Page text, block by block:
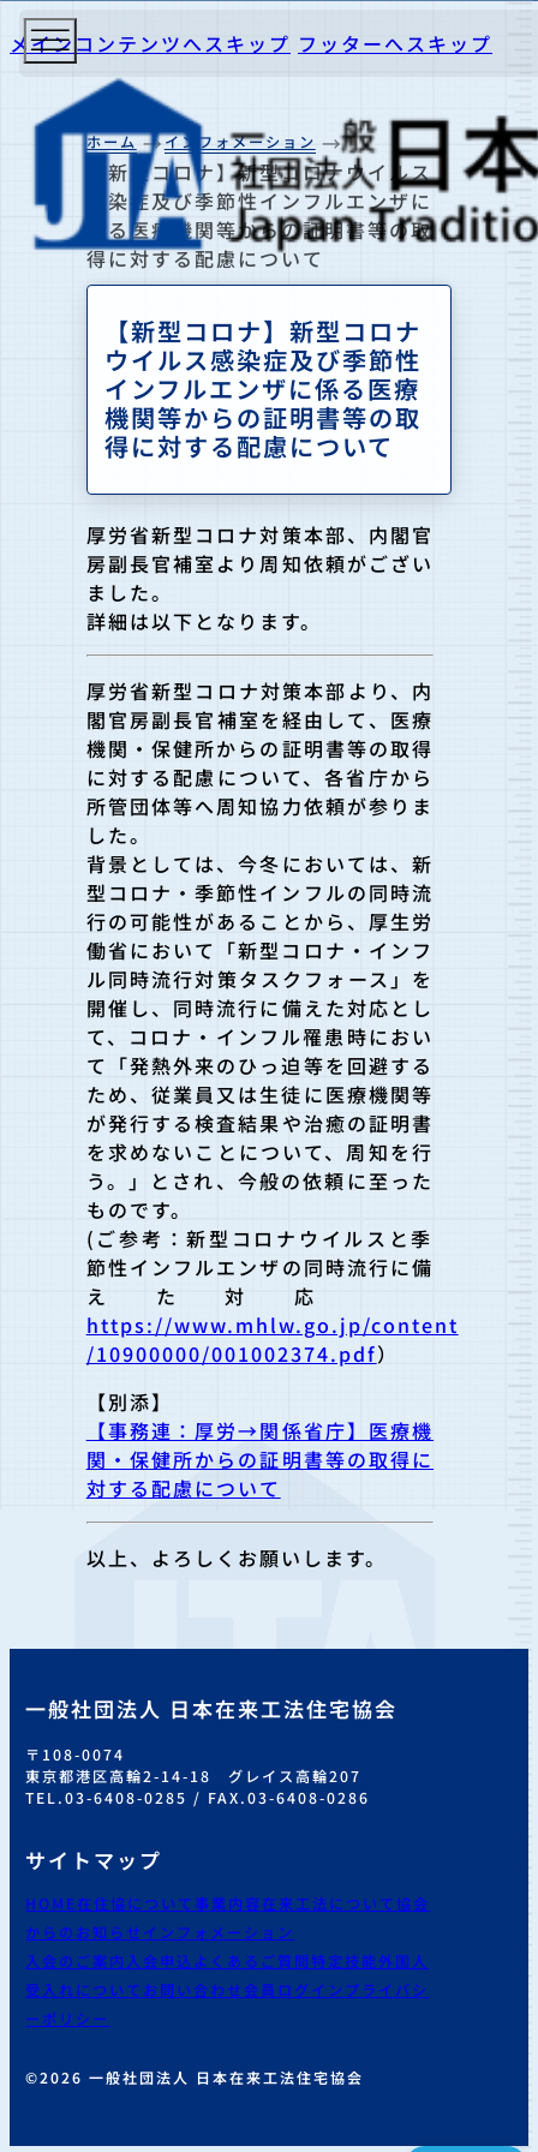
メインコンテンツへスキップ フッターへスキップ
ホーム インフォメーション
【新型コロナ】新型コロナウイルス
感染症及び季節性インフルエンザに
係る医療機関等からの証明書等の取
得に対する配慮について
【新型コロナ】新型コロナ
ウイルス感染症及び季節性
インフルエンザに係る医療
機関等からの証明書等の取
得に対する配慮について
厚労省新型コロナ対策本部、内閣官
房副長官補室より周知依頼がござい
ました。
詳細は以下となります。
厚労省新型コロナ対策本部より、内
閣官房副長官補室を経由して、医療
機関・保健所からの証明書等の取得
に対する配慮 について、各省庁から
所管団体等へ周知協力依頼が参りま
した。
背景としては、今冬においては、新
型コロナ・季節性インフルの同時流
行の可能性があることから、厚生労
働省において「新型コロナ・インフ
ル同時流行対策タスクフォース」を
開催し、同時流行に備えた対応とし
て、コロナ・インフル罹患時におい
て「発熱外来のひっ迫等を回避する
ため、従業員又は生徒に医療機関等
が発行する検査結果や治癒の証明書
を求めないことについて、 周知を行
う。」とされ、今般の依頼に至った
ものです。
(ご参考：新型コロナウイルスと季
節性インフルエンザの同時流行に備
えた対 応
https://www.mhlw.go.jp/content
/10900000/001002374.pdf）
【別添】
【事務連：厚労→関係省庁】医療機
関・保健所からの証明書等の取得に
対する配慮について
以上、よろしくお願いします。
一般社団法人 日本在来工法住宅協会
〒108-0074
東京都港区高輪2-14-18 グレイス高輪207
TEL.03-6408-0285 / FAX.03-6408-0286
サイトマップ
HOME在住協について事業内容在来工法について協会
からのお知らせインフォメーション
入会のご案内 入会申込よくあるご質問特定技能外国人
受入れについて お問い合わせ会員ログイン プライバシ
ーポリシー
©2026 一般社団法人 日本在来工法住宅協会